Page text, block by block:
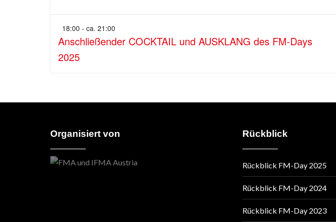
18:00 - ca. 21:00
Anschließender COCKTAIL und AUSKLANG des FM-Days
2025
Organisiert von Rückblick
Rückblick FM-Day 2025
Rückblick FM-Day 2024
Rückblick FM-Day 2023